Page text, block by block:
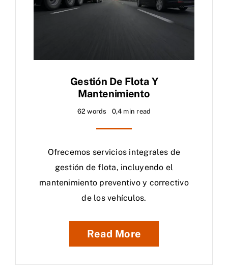
Gestión De Flota Y
Mantenimiento
62 words 0,4 min read
Ofrecemos servicios integrales de
gestión de flota, incluyendo el
mantenimiento preventivo y correctivo
de los vehículos.
Read More